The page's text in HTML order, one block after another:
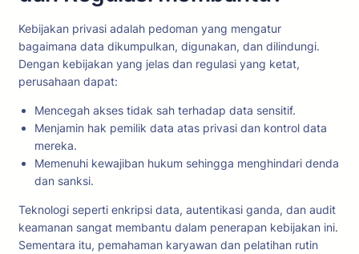
Kebijakan privasi adalah pedoman yang mengatur
bagaimana data dikumpulkan, digunakan, dan dilindungi.
Dengan kebijakan yang jelas dan regulasi yang ketat,
perusahaan dapat:
Mencegah akses tidak sah terhadap data sensitif.
Menjamin hak pemilik data atas privasi dan kontrol data
mereka.
Memenuhi kewajiban hukum sehingga menghindari denda
dan sanksi.
Teknologi seperti enkripsi data, autentikasi ganda, dan audit
keamanan sangat membantu dalam penerapan kebijakan ini.
Sementara itu, pemahaman karyawan dan pelatihan rutin